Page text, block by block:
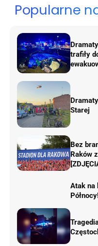
Popularne
trafiły
Starej
Bez
Raków
Atak na